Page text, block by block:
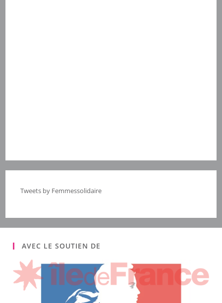
Tweets by Femmessolidaire
AVEC LE SOUTIEN DE